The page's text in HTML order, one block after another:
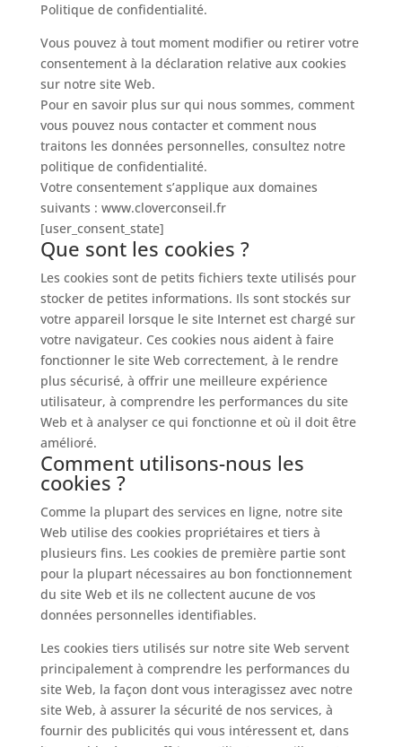
Politique de confidentialité.
Vous pouvez à tout moment modifier ou retirer votre
consentement à la déclaration relative aux cookies
sur notre site Web.
Pour en savoir plus sur qui nous sommes, comment
vous pouvez nous contacter et comment nous
traitons les données personnelles, consultez notre
politique de confidentialité.
Votre consentement s’applique aux domaines
suivants : www.cloverconseil.fr
[user_consent_state]
Que sont les cookies ?
Les cookies sont de petits fichiers texte utilisés pour
stocker de petites informations. Ils sont stockés sur
votre appareil lorsque le site Internet est chargé sur
votre navigateur. Ces cookies nous aident à faire
fonctionner le site Web correctement, à le rendre
plus sécurisé, à offrir une meilleure expérience
utilisateur, à comprendre les performances du site
Web et à analyser ce qui fonctionne et où il doit être
amélioré.
Comment utilisons-nous les
cookies ?
Comme la plupart des services en ligne, notre site
Web utilise des cookies propriétaires et tiers à
plusieurs fins. Les cookies de première partie sont
pour la plupart nécessaires au bon fonctionnement
du site Web et ils ne collectent aucune de vos
données personnelles identifiables.
Les cookies tiers utilisés sur notre site Web servent
principalement à comprendre les performances du
site Web, la façon dont vous interagissez avec notre
site Web, à assurer la sécurité de nos services, à
fournir des publicités qui vous intéressent et, dans